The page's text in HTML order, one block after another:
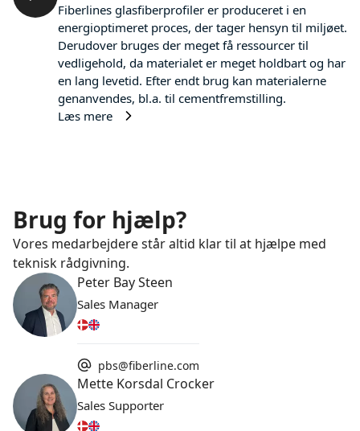
Fiberlines glasfiberprofiler er produceret i en
energioptimeret proces, der tager hensyn til miljøet.
Derudover bruges der meget få ressourcer til
vedligehold, da materialet er meget holdbart og har
en lang levetid. Efter endt brug kan materialerne
genanvendes, bl.a. til cementfremstilling.
Læs mere
Brug for hjælp?
Vores medarbejdere står altid klar til at hjælpe med
teknisk rådgivning.
Peter Bay Steen
Sales Manager
pbs@fiberline.com
Mette Korsdal Crocker
Sales Supporter